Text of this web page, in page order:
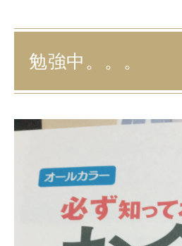
勉強中。。。